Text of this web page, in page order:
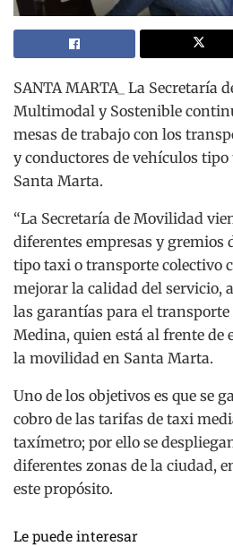
SANTA MARTA_ La Secretaría
Multimodal y Sostenible
mesas de trabajo con los
y conductores de vehículos
Santa Marta.
“La Secretaría de Movilidad
diferentes empresas y gremios
tipo taxi o transporte colectivo
mejorar la calidad del servicio,
las garantías para el
Medina, quien está al frente de
la movilidad en Santa Marta.
Uno de los objetivos es que se
cobro de las tarifas de taxi
taxímetro; por ello se
diferentes zonas de la ciudad,
este propósito.
Le puede interesar